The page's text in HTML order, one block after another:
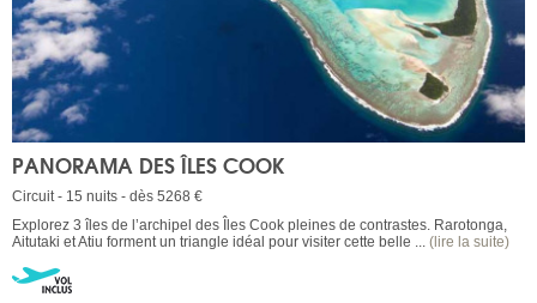
PANORAMA DES ÎLES COOK
Circuit - 15 nuits - dès 5268 €
Explorez 3 îles de l’archipel des Îles Cook pleines de contrastes. Rarotonga,
Aitutaki et Atiu forment un triangle idéal pour visiter cette belle ... (lire la suite)